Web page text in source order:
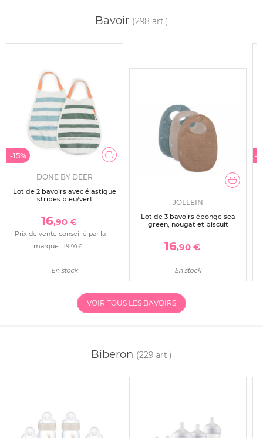
Bavoir (298 art.)
-15%
DONE BY DEER
Lot de 2 bavoirs avec élastique
stripes bleu/vert
16,90 €
Prix de vente conseillé par la
marque : 19,90 €
En stock
JOLLEIN
Lot de 3 bavoirs éponge sea
green, nougat et biscuit
16,90 €
En stock
-
VOIR TOUS LES BAVOIRS
Biberon (229 art.)